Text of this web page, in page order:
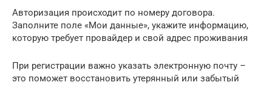
Авторизация происходит по номеру договора.
Заполните поле «Мои данные», укажите информацию,
которую требует провайдер и свой адрес проживания
При регистрации важно указать электронную почту –
это поможет восстановить утерянный или забытый